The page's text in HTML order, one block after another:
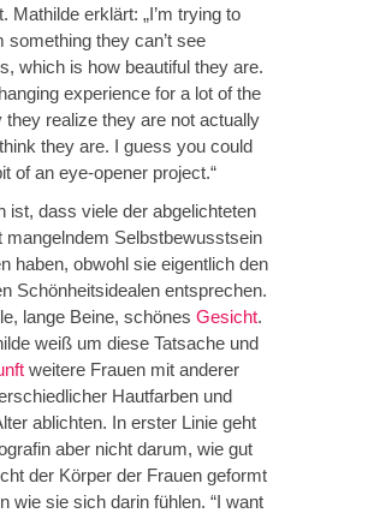
Mathilde erklärt: „I’m trying to
something they can’t see
which is how beautiful they are.
experience for a lot of the
they realize they are not actually
they are. I guess you could
of an eye-opener project.“
ist, dass viele der abgelichteten
mangelndem Selbstbewusstsein
haben, obwohl sie eigentlich den
Schönheitsidealen entsprechen.
lange Beine, schönes Gesicht.
weiß um diese Tatsache und
weitere Frauen mit anderer
Hautfarben und
ablichten. In erster Linie geht
aber nicht darum, wie gut
der Körper der Frauen geformt
wie sie sich darin fühlen. “I want